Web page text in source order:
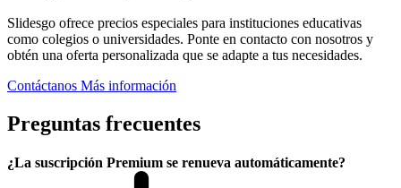
Slidesgo ofrece precios especiales para instituciones educativas
como colegios o universidades. Ponte en contacto con nosotros y
obtén una oferta personalizada que se adapte a tus necesidades.
Contáctanos Más información
Preguntas frecuentes
¿La suscripción Premium se renueva automáticamente?